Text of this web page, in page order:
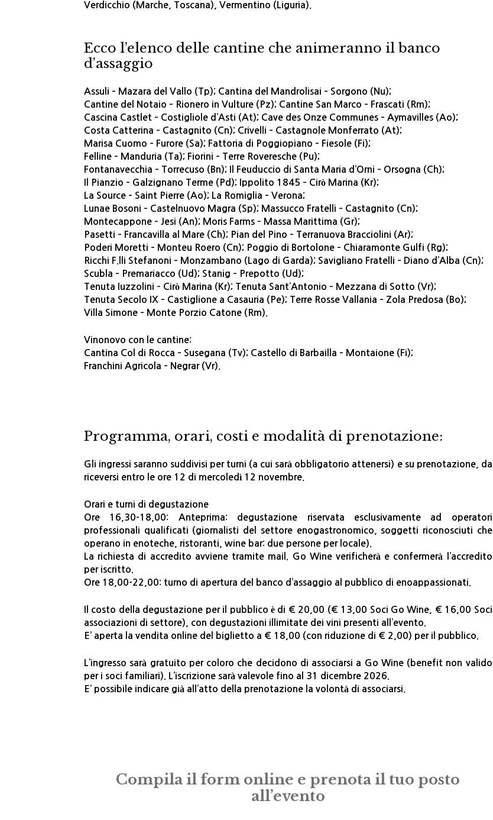
Verdicchio (Marche, Toscana), Vermentino (Liguria).
Ecco l’elenco delle cantine che animeranno il banco
d’assaggio
Assuli – Mazara del Vallo (Tp); Cantina del Mandrolisai – Sorgono (Nu);
Cantine del Notaio – Rionero in Vulture (Pz); Cantine San Marco – Frascati (Rm);
Cascina Castlet – Costigliole d’Asti (At); Cave des Onze Communes – Aymavilles (Ao);
Costa Catterina – Castagnito (Cn); Crivelli – Castagnole Monferrato (At);
Marisa Cuomo – Furore (Sa); Fattoria di Poggiopiano – Fiesole (Fi);
Felline – Manduria (Ta); Fiorini – Terre Roveresche (Pu);
Fontanavecchia – Torrecuso (Bn); Il Feuduccio di Santa Maria d’Orni – Orsogna (Ch);
Il Pianzio – Galzignano Terme (Pd); Ippolito 1845 – Cirò Marina (Kr);
La Source – Saint Pierre (Ao); La Romiglia – Verona;
Lunae Bosoni – Castelnuovo Magra (Sp); Massucco Fratelli – Castagnito (Cn);
Montecappone – Jesi (An); Moris Farms – Massa Marittima (Gr);
Pasetti – Francavilla al Mare (Ch); Pian del Pino – Terranuova Bracciolini (Ar);
Poderi Moretti – Monteu Roero (Cn); Poggio di Bortolone – Chiaramonte Gulfi (Rg);
Ricchi F.lli Stefanoni – Monzambano (Lago di Garda); Savigliano Fratelli – Diano d’Alba (Cn);
Scubla – Premariacco (Ud); Stanig – Prepotto (Ud);
Tenuta Iuzzolini – Cirò Marina (Kr); Tenuta Sant’Antonio – Mezzana di Sotto (Vr);
Tenuta Secolo IX – Castiglione a Casauria (Pe); Terre Rosse Vallania – Zola Predosa (Bo);
Villa Simone – Monte Porzio Catone (Rm).
Vinonovo con le cantine:
Cantina Col di Rocca – Susegana (Tv); Castello di Barbailla – Montaione (Fi);
Franchini Agricola – Negrar (Vr).
Programma, orari, costi e modalità di prenotazione:
Gli ingressi saranno suddivisi per turni (a cui sarà obbligatorio attenersi) e su prenotazione, da
riceversi entro le ore 12 di mercoledì 12 novembre.
Orari e turni di degustazione
Ore 16,30-18,00: Anteprima: degustazione riservata esclusivamente ad operatori
professionali qualificati (giornalisti del settore enogastronomico, soggetti riconosciuti che
operano in enoteche, ristoranti, wine bar: due persone per locale).
La richiesta di accredito avviene tramite mail. Go Wine verificherà e confermerà l’accredito
per iscritto.
Ore 18,00-22,00: turno di apertura del banco d’assaggio al pubblico di enoappassionati.
Il costo della degustazione per il pubblico è di € 20,00 (€ 13,00 Soci Go Wine, € 16,00 Soci
associazioni di settore), con degustazioni illimitate dei vini presenti all’evento.
E’ aperta la vendita online del biglietto a € 18,00 (con riduzione di € 2,00) per il pubblico.
L’ingresso sarà gratuito per coloro che decidono di associarsi a Go Wine (benefit non valido
per i soci familiari). L’iscrizione sarà valevole fino al 31 dicembre 2026.
E’ possibile indicare già all’atto della prenotazione la volontà di associarsi.
Compila il form online e prenota il tuo posto
all’evento